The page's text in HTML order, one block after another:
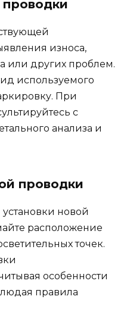
износа,
или других проблем.
используемого
При
с
анализа и
проводки
новой
расположение
точек.
особенности
правила